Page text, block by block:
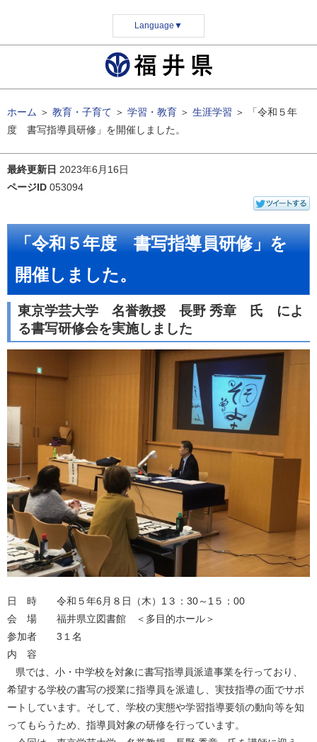
Language ▼
ホーム ＞ 教育・子育て ＞ 学習・教育 ＞ 生涯学習 ＞
「令和５年
度 書写指導員研修」を開催しました。
最終更新日 2023年6月16日
ページID 053094
「令和５年度 書写指導員研修」を
開催しました。
東京学芸大学 名誉教授 長野 秀章 氏 によ
る書写研修会を実施しました
日 時 令和５年6月８日（木）1３：30～1５：00
会 場 福井県立図書館 ＜多目的ホール＞
参加者 3１名
内 容
県では、小・中学校を対象に書写指導員派遣事業を行っており、
希望する学校の書写の授業に指導員を派遣し、実技指導の面でサポ
ートしています。そして、学校の実態や学習指導要領の動向等を知
ってもらうため、指導員対象の研修を行っています。